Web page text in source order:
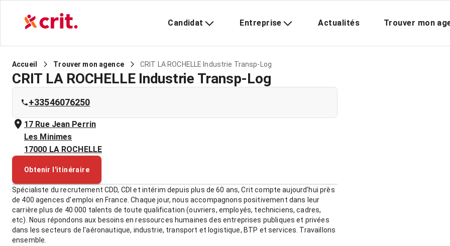
Candidat Entreprise Actualités Trouver mon
Accueil Trouver mon agence CRIT LA ROCHELLE Industrie Transp-Log
CRIT LA ROCHELLE Industrie Transp-Log
+33546076250
17 Rue Jean Perrin
Les Minimes
17000 LA ROCHELLE
Obtenir l'itinéraire
Spécialiste du recrutement CDD, CDI et intérim depuis plus de 60 ans, Crit compte aujourd'hui près
de 400 agences d'emploi en France. Chaque jour, nous accompagnons positivement dans leur
carrière plus de 40 000 talents de toute qualification (ouvriers, employés, techniciens, cadres,
etc). Nous répondons aux besoins en ressources humaines des entreprises publiques et privées
dans les secteurs de l'aéronautique, industrie, transport et logistique, BTP et services. Travaillons
ensemble.